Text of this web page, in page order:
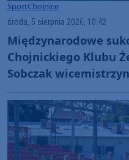
SportChojnice
środa, 5 sierpnia 2026, 10:42
Międzynarodowe
Chojnickiego Klubu
Sobczak
wynik"